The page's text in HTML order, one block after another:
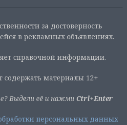
за достоверность
в рекламных объявлениях.
справочной информации.
содержать материалы 12+
Выдели её и нажми Ctrl+Enter
персональных данных